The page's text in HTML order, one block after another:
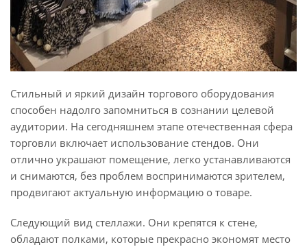
Стильный и яркий дизайн торгового оборудования
способен надолго запомниться в сознании целевой
аудитории. На сегодняшнем этапе отечественная сфера
торговли включает использование стендов. Они
отлично украшают помещение, легко устанавливаются
и снимаются, без проблем воспринимаются зрителем,
продвигают актуальную информацию о товаре.
Следующий вид стеллажи. Они крепятся к стене,
обладают полками, которые прекрасно экономят место